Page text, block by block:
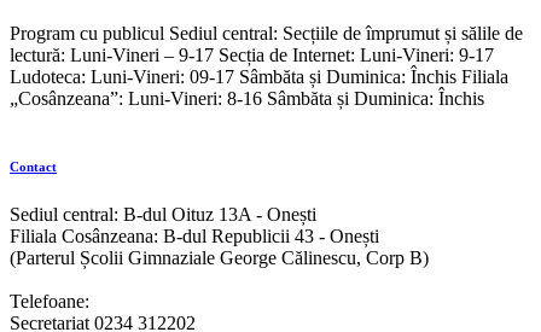
Program cu publicul Sediul central: Secțiile de împrumut și sălile de
lectură: Luni-Vineri – 9-17 Secția de Internet: Luni-Vineri: 9-17
Ludoteca: Luni-Vineri: 09-17 Sâmbăta și Duminica: Închis Filiala
„Cosânzeana”: Luni-Vineri: 8-16 Sâmbăta și Duminica: Închis
Contact
Sediul central: B-dul Oituz 13A - Onești
Filiala Cosânzeana: B-dul Republicii 43 - Onești
(Parterul Școlii Gimnaziale George Călinescu, Corp B)
Telefoane:
Secretariat 0234 312202